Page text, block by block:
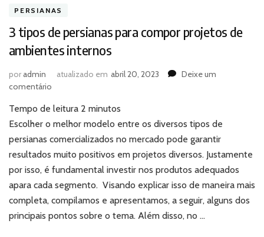
PERSIANAS
3 tipos de persianas para compor projetos de
ambientes internos
poradmin atualizado em abril 20, 2023
Deixe um
comentário
tipos
de
persianas
compor
projetos
de
ambientes
internos
Tempo de leitura 2 minutos
Escolher o melhor modelo entre os diversos tipos de
persianas comercializados no mercado pode garantir
resultados muito positivos em projetos diversos. Justamente
por isso, é fundamental investir nos produtos adequados
apara cada segmento. Visando explicar isso de maneira mais
completa, compilamos e apresentamos, a seguir, alguns dos
principais pontos sobre o tema. Além disso, no …